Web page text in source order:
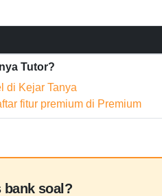
Tutor?
di Kejar Tanya
fitur premium di Premium
bank soal?